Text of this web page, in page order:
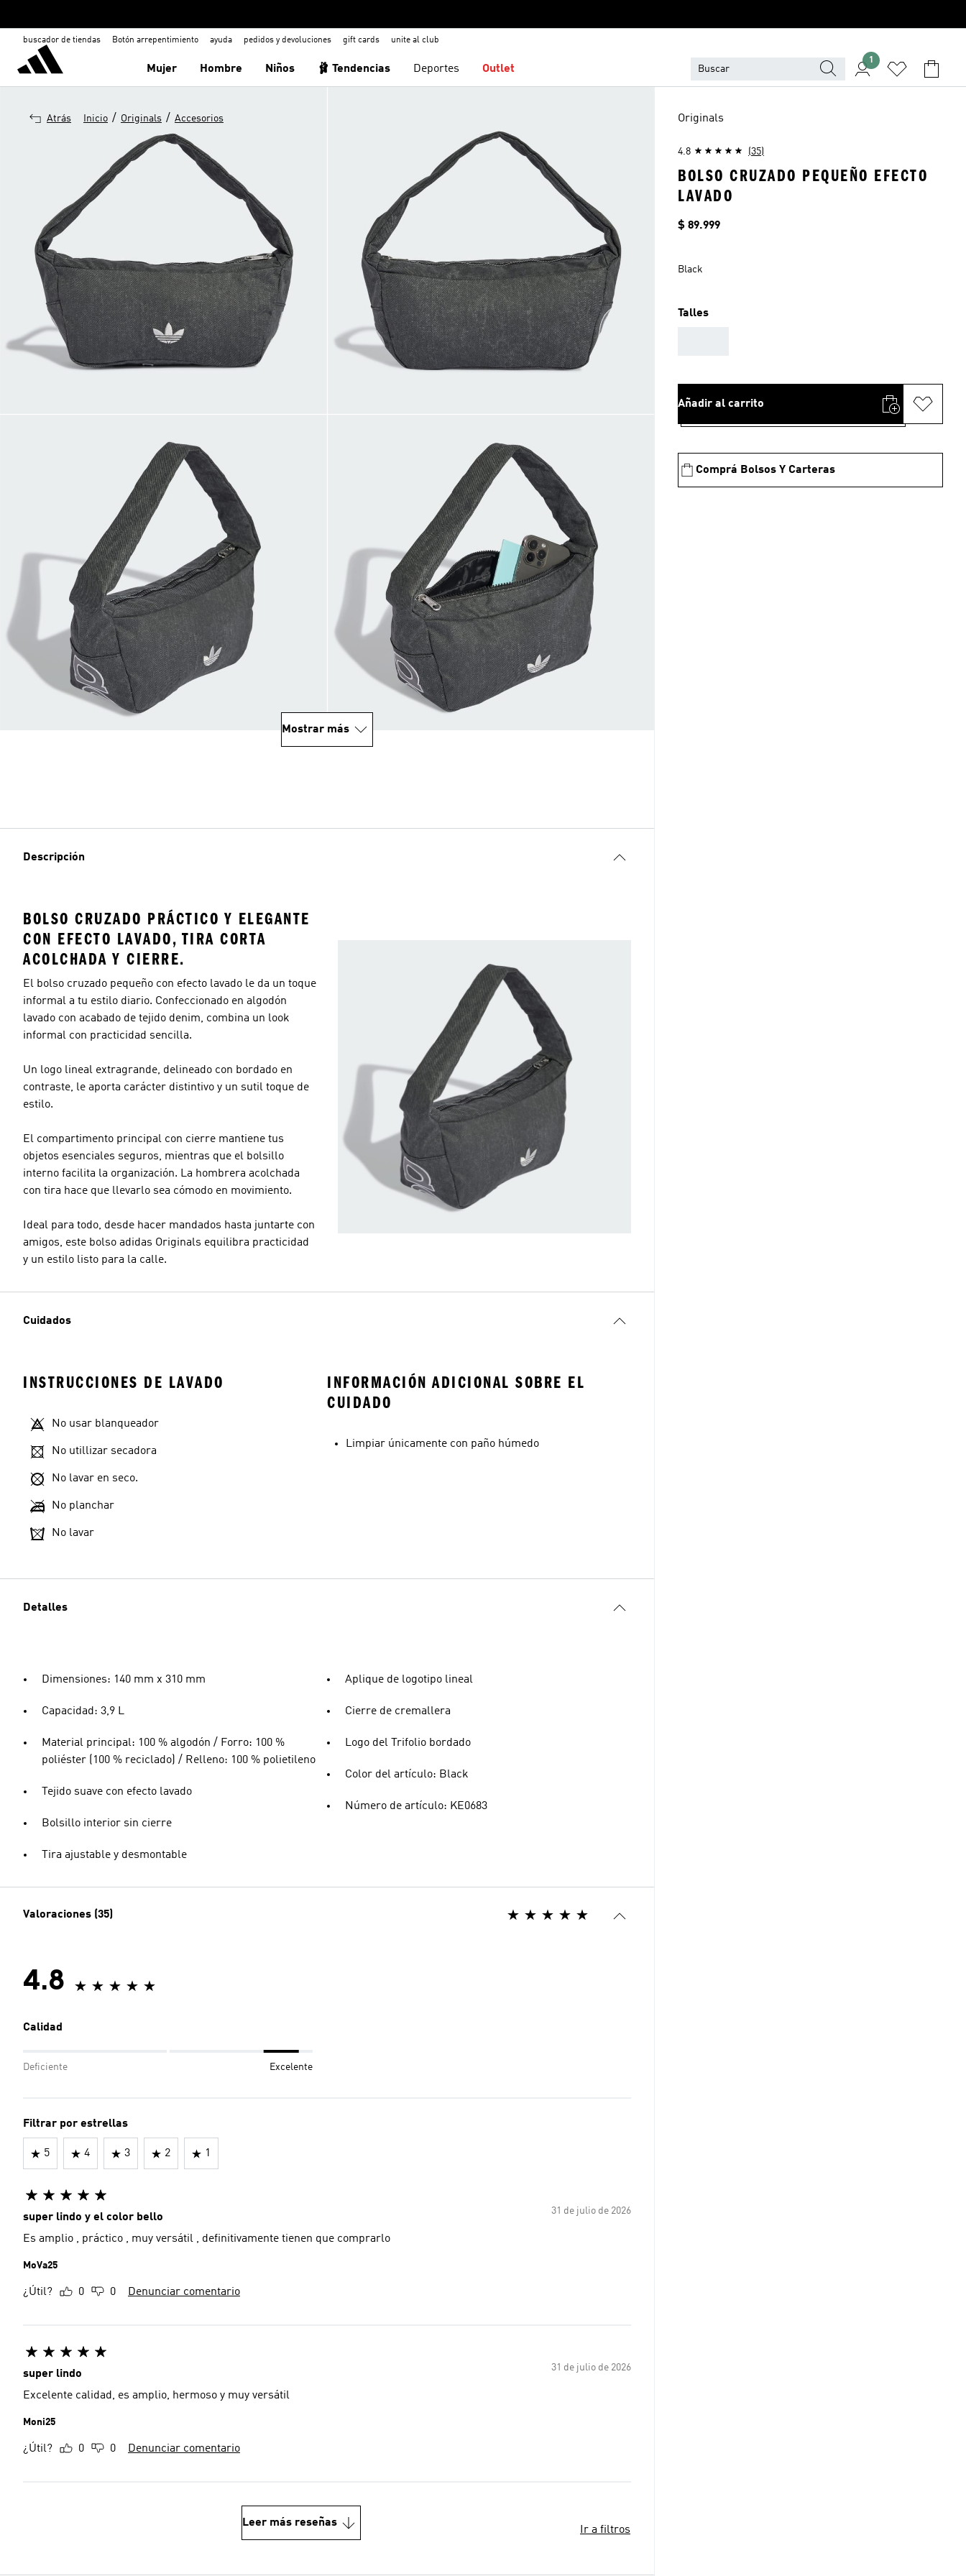
buscador de tiendas Botón arrepentimiento ayuda pedidos y devoluciones gift cards unite al club
Mujer Hombre Niños 🩰 Tendencias Deportes Outlet
1
Atrás Inicio / Originals / Accesorios
Mostrar más
Descripción
BOLSO CRUZADO PRÁCTICO Y ELEGANTE
CON EFECTO LAVADO, TIRA CORTA
ACOLCHADA Y CIERRE.
El bolso cruzado pequeño con efecto lavado le da un toque
informal a tu estilo diario. Confeccionado en algodón
lavado con acabado de tejido denim, combina un look
informal con practicidad sencilla.
Un logo lineal extragrande, delineado con bordado en
contraste, le aporta carácter distintivo y un sutil toque de
estilo.
El compartimento principal con cierre mantiene tus
objetos esenciales seguros, mientras que el bolsillo
interno facilita la organización. La hombrera acolchada
con tira hace que llevarlo sea cómodo en movimiento.
Ideal para todo, desde hacer mandados hasta juntarte con
amigos, este bolso adidas Originals equilibra practicidad
y un estilo listo para la calle.
Cuidados
INSTRUCCIONES DE LAVADO
No usar blanqueador
No utillizar secadora
No lavar en seco.
No planchar
No lavar
INFORMACIÓN ADICIONAL SOBRE EL
CUIDADO
Limpiar únicamente con paño húmedo
Detalles
Dimensiones: 140 mm x 310 mm
Capacidad: 3,9 L
Material principal: 100 % algodón / Forro: 100 %
poliéster (100 % reciclado) / Relleno: 100 % polietileno
Tejido suave con efecto lavado
Bolsillo interior sin cierre
Tira ajustable y desmontable
Aplique de logotipo lineal
Cierre de cremallera
Logo del Trifolio bordado
Color del artículo: Black
Número de artículo: KE0683
Valoraciones (35)
4.8
Calidad
Deficiente Excelente
Filtrar por estrellas
5 4 3 2 1
31 de julio de 2026
super lindo y el color bello
Es amplio , práctico , muy versátil , definitivamente tienen que comprarlo
MoVa25
¿Útil? 0 0 Denunciar comentario
31 de julio de 2026
super lindo
Excelente calidad, es amplio, hermoso y muy versátil
Moni25
¿Útil? 0 0 Denunciar comentario
Leer más reseñas
Ir a filtros
Originals
4.8 (35)
BOLSO CRUZADO PEQUEÑO EFECTO
LAVADO
Precio
$ 89.999
Black
Talles
Añadir al carrito
Comprá Bolsos Y Carteras